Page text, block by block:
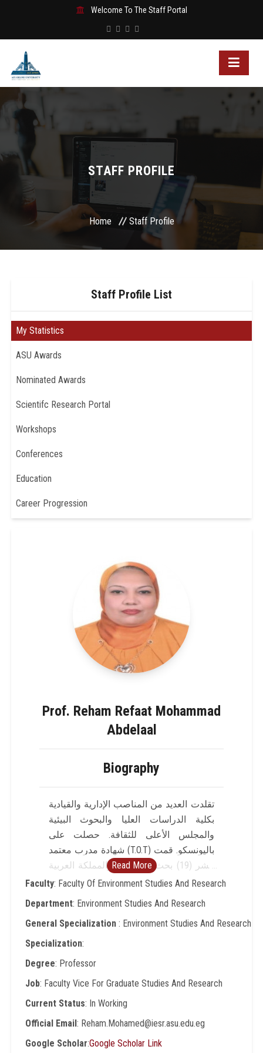
Welcome To The Staff Portal
STAFF PROFILE
Home Staff Profile
Staff Profile List
My Statistics
ASU Awards
Nominated Awards
Scientifc Research Portal
Workshops
Conferences
Education
Career Progression
Prof. Reham Refaat Mohammad
Abdelaal
Biography
تقلدت العديد من المناصب الإدارية والقيادية
بكلية الدراسات العليا والبحوث البيئية
والمجلس الأعلى للثقافة. حصلت على
شهادة مدرب معتمد (T.O.T) باليونسكو. قمت
بنشر (19) بحث في مصر والمملكة العربية
السعودية والأردن والبحرين وسلطنة عمان،
فصل بالتقرير السنوي للمنتدى العربي للبيئة
والتنمية(أفيد) 2019. ساهمت بتدريس (22)
مقرر في مجال التربية البيئية والإعلام
التقدير والجوائز والتكريمات. عضو بالعديد
من النقابات المهنية والعلمية. أصدرت
سلسلة كتب التربية البيئية العالمية، وهي
الحديثة في التربية البيئية، تم نشر (3) أجزاء
Read More
Faculty: Faculty Of Environment Studies And Research
Department: Environment Studies And Research
General Specialization: Environment Studies And Research
Specialization:
Degree: Professor
Job: Faculty Vice For Graduate Studies And Research
Current Status: In Working
Official Email: Reham.Mohamed@iesr.asu.edu.eg
Google Scholar:Google Scholar Link